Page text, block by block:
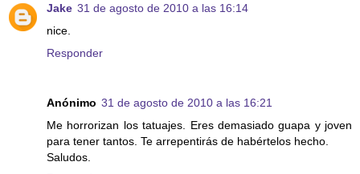
Jake 31 de agosto de 2010 a las 16:14
nice.
Responder
Anónimo 31 de agosto de 2010 a las 16:21
Me horrorizan los tatuajes. Eres demasiado guapa y joven
para tener tantos. Te arrepentirás de habértelos hecho.
Saludos.